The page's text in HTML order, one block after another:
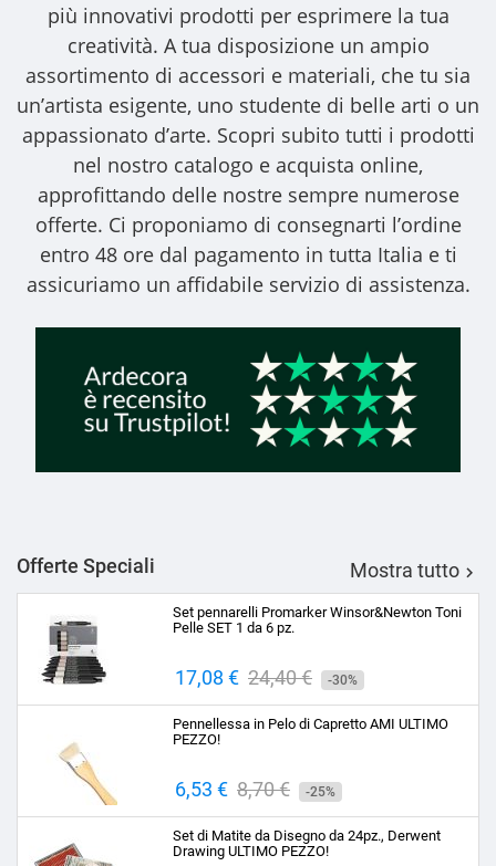
più innovativi prodotti per esprimere la tua
creatività. A tua disposizione un ampio
assortimento di accessori e materiali, che tu sia
un’artista esigente, uno studente di belle arti o un
appassionato d’arte. Scopri subito tutti i prodotti
nel nostro catalogo e acquista online,
approfittando delle nostre sempre numerose
offerte. Ci proponiamo di consegnarti l’ordine
entro 48 ore dal pagamento in tutta Italia e ti
assicuriamo un affidabile servizio di assistenza.
Offerte Speciali Mostra tutto 
Set pennarelli Promarker Winsor&Newton Toni
Pelle SET 1 da 6 pz.
Prezzo
17,08 € Prezzo
base
24,40 € -30%
Pennellessa in Pelo di Capretto AMI ULTIMO
PEZZO!
Prezzo
6,53 € Prezzo
base
8,70 € -25%
Set di Matite da Disegno da 24pz., Derwent
Drawing ULTIMO PEZZO!